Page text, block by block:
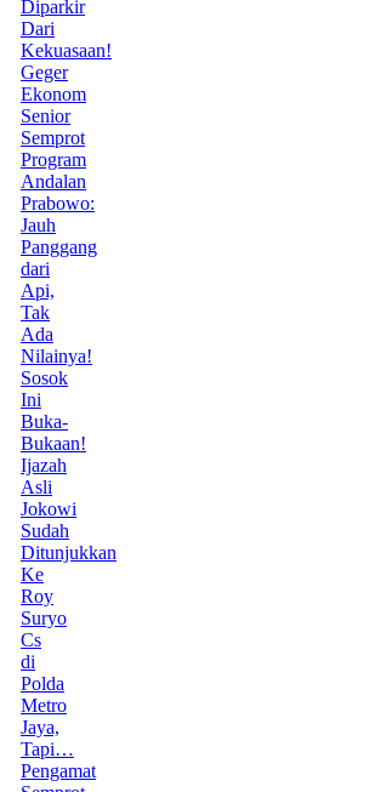
Diparkir
Dari
Kekuasaan!
Geger
Ekonom
Senior
Semprot
Program
Andalan
Prabowo:
Jauh
Panggang
dari
Api,
Tak
Ada
Nilainya!
Sosok
Ini
Buka-
Bukaan!
Ijazah
Asli
Jokowi
Sudah
Ditunjukkan
Ke
Roy
Suryo
Cs
di
Polda
Metro
Jaya,
Tapi…
Pengamat